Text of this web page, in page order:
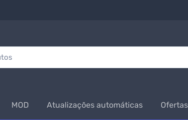
MOD Atualizações automáticas